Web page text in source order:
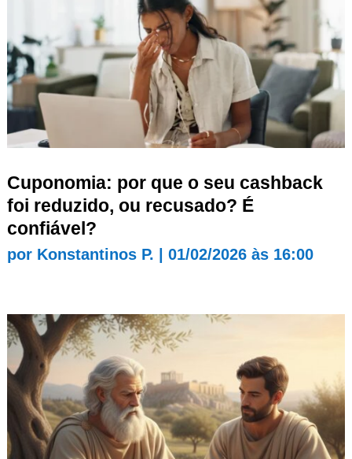
Cuponomia: por que o seu cashback
foi reduzido, ou recusado? É
confiável?
por Konstantinos P. | 01/02/2026 às 16:00